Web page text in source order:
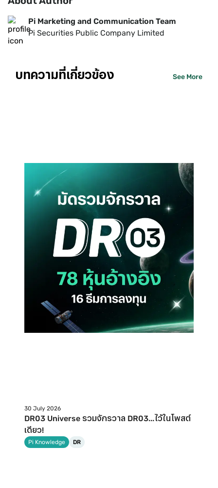
Pi Marketing and Communication Team
Pi Securities Public Company Limited
บทความที่เกี่ยวข้อง See More
30 July 2026
DR03 Universe รวมจักรวาล DR03...ไว้ในโพสต์
เดียว!
Pi Knowledge DR